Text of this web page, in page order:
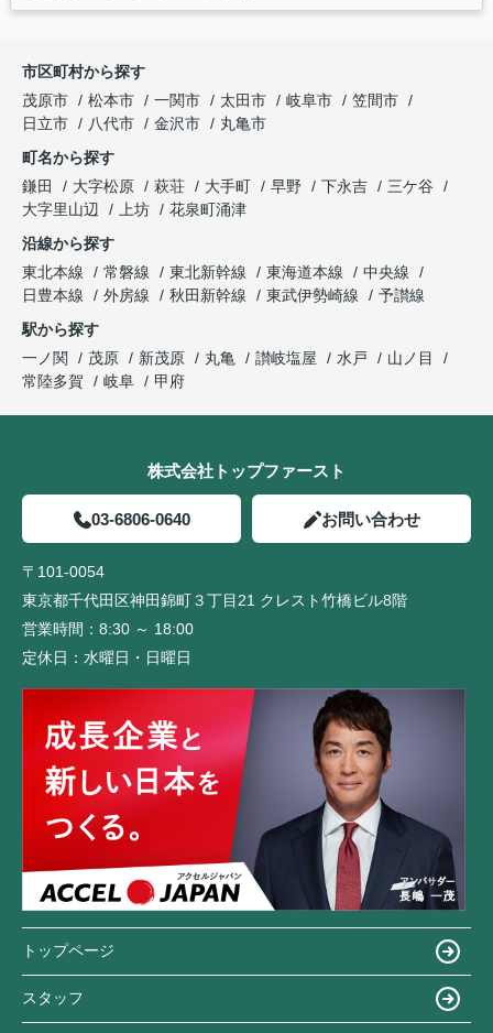
市区町村から探す
茂原市
松本市 一関市 太田市 岐阜市
笠間市
日立市
八代市 金沢市
丸亀市
町名から探す
鎌田
大字松原 萩荘 大手町 早野 下永吉
三ケ谷
大字里山辺
上坊
花泉町涌津
沿線から探す
東北本線
常磐線 東北新幹線 東海道本線
中央線
日豊本線
外房線 秋田新幹線 東武伊勢崎線
予讃線
駅から探す
一ノ関
茂原 新茂原 丸亀 讃岐塩屋 水戸
山ノ目
常陸多賀
岐阜 甲府
株式会社トップファースト
03-6806-0640 お問い合わせ
〒101-0054
東京都千代田区神田錦町３丁目21 クレスト竹橋ビル8階
営業時間： 8:30 ～ 18:00
定休日： 水曜日・日曜日
トップページ
スタッフ